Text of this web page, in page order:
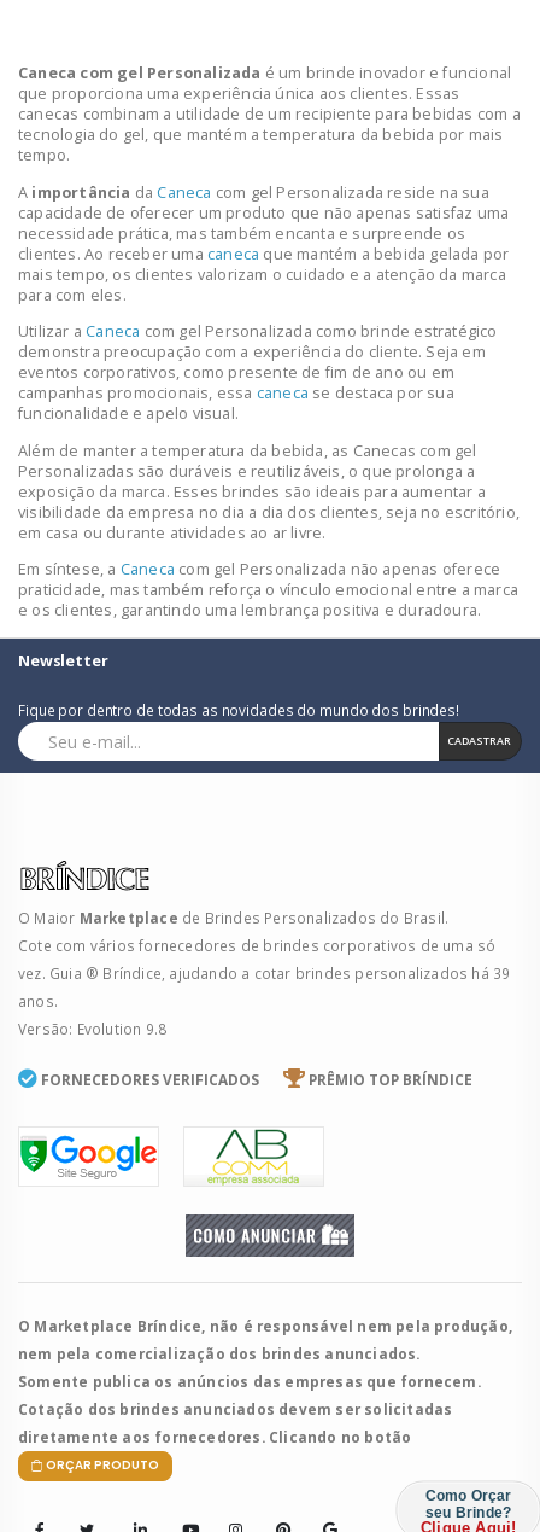
Caneca com gel Personalizada é um brinde inovador e funcional
que proporciona uma experiência única aos clientes. Essas
canecas combinam a utilidade de um recipiente para bebidas com a
tecnologia do gel, que mantém a temperatura da bebida por mais
tempo.
A importância da Caneca com gel Personalizada reside na sua
capacidade de oferecer um produto que não apenas satisfaz uma
necessidade prática, mas também encanta e surpreende os
clientes. Ao receber uma caneca que mantém a bebida gelada por
mais tempo, os clientes valorizam o cuidado e a atenção da marca
para com eles.
Utilizar a Caneca com gel Personalizada como brinde estratégico
demonstra preocupação com a experiência do cliente. Seja em
eventos corporativos, como presente de fim de ano ou em
campanhas promocionais, essa caneca se destaca por sua
funcionalidade e apelo visual.
Além de manter a temperatura da bebida, as Canecas com gel
Personalizadas são duráveis e reutilizáveis, o que prolonga a
exposição da marca. Esses brindes são ideais para aumentar a
visibilidade da empresa no dia a dia dos clientes, seja no escritório,
em casa ou durante atividades ao ar livre.
Em síntese, a Caneca com gel Personalizada não apenas oferece
praticidade, mas também reforça o vínculo emocional entre a marca
e os clientes, garantindo uma lembrança positiva e duradoura.
Newsletter
Fique por dentro de todas as novidades do mundo dos brindes!
CADASTRAR
O Maior Marketplace de Brindes Personalizados do Brasil.
Cote com vários fornecedores de brindes corporativos de uma só
vez. Guia ® Bríndice, ajudando a cotar brindes personalizados há 39
anos.
Versão: Evolution 9.8
FORNECEDORES VERIFICADOS PRÊMIO TOP BRÍNDICE
O Marketplace Bríndice, não é responsável nem pela produção,
nem pela comercialização dos brindes anunciados.
Somente publica os anúncios das empresas que fornecem.
Cotação dos brindes anunciados devem ser solicitadas
diretamente aos fornecedores. Clicando no botão
ORÇAR PRODUTO
Como Orçar
seu Brinde?
Clique Aqui!